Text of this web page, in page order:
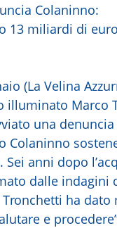
Colaninno:
13 miliardi di euro
(La Velina
illuminato Marco
una
Colaninno
anni dopo
dalle indagini
ha dato
e